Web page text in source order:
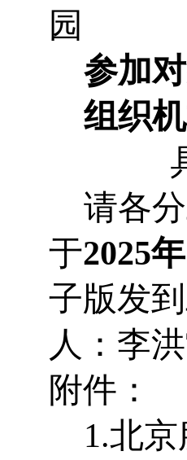
园
参加对
组织
请各
于2025
子版发
人：李
附件：
1.北京